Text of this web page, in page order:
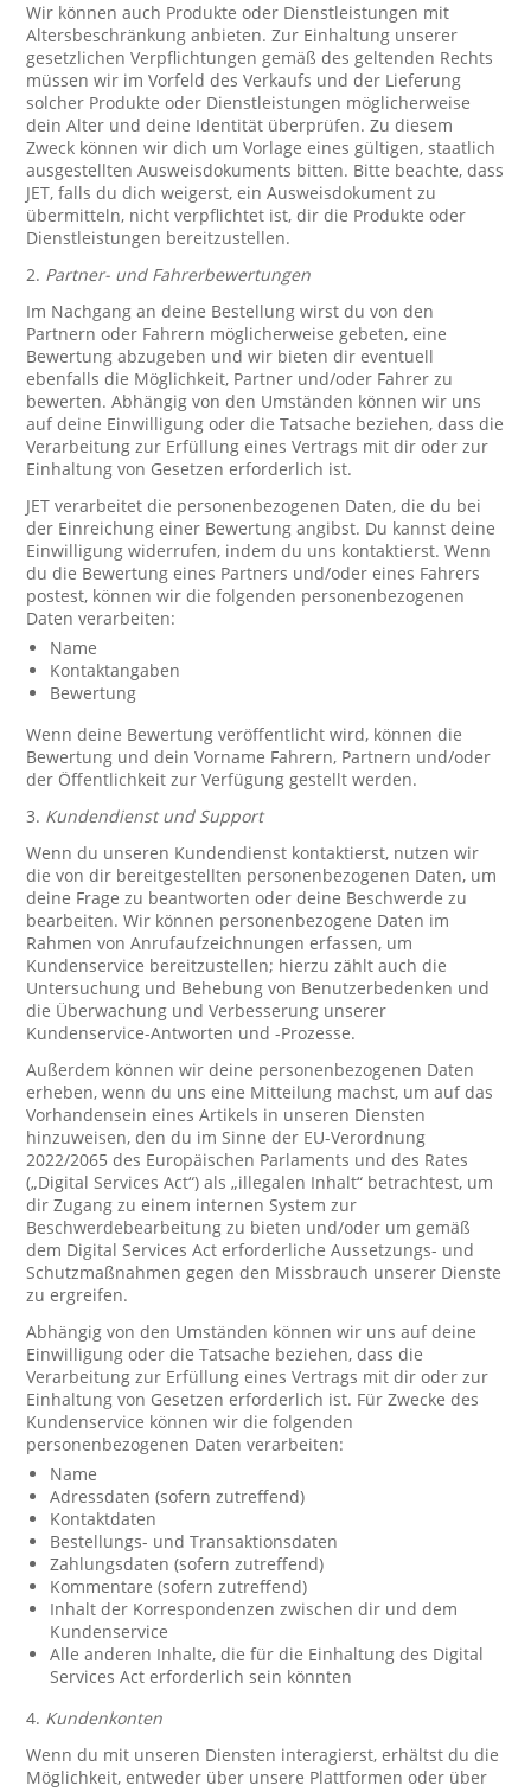
Wir können auch Produkte oder Dienstleistungen mit
Altersbeschränkung anbieten. Zur Einhaltung unserer
gesetzlichen Verpflichtungen gemäß des geltenden Rechts
müssen wir im Vorfeld des Verkaufs und der Lieferung
solcher Produkte oder Dienstleistungen möglicherweise
dein Alter und deine Identität überprüfen. Zu diesem
Zweck können wir dich um Vorlage eines gültigen, staatlich
ausgestellten Ausweisdokuments bitten. Bitte beachte, dass
JET, falls du dich weigerst, ein Ausweisdokument zu
übermitteln, nicht verpflichtet ist, dir die Produkte oder
Dienstleistungen bereitzustellen.
2. Partner- und Fahrerbewertungen
Im Nachgang an deine Bestellung wirst du von den
Partnern oder Fahrern möglicherweise gebeten, eine
Bewertung abzugeben und wir bieten dir eventuell
ebenfalls die Möglichkeit, Partner und/oder Fahrer zu
bewerten. Abhängig von den Umständen können wir uns
auf deine Einwilligung oder die Tatsache beziehen, dass die
Verarbeitung zur Erfüllung eines Vertrags mit dir oder zur
Einhaltung von Gesetzen erforderlich ist.
JET verarbeitet die personenbezogenen Daten, die du bei
der Einreichung einer Bewertung angibst. Du kannst deine
Einwilligung widerrufen, indem du uns kontaktierst. Wenn
du die Bewertung eines Partners und/oder eines Fahrers
postest, können wir die folgenden personenbezogenen
Daten verarbeiten:
Name
Kontaktangaben
Bewertung
Wenn deine Bewertung veröffentlicht wird, können die
Bewertung und dein Vorname Fahrern, Partnern und/oder
der Öffentlichkeit zur Verfügung gestellt werden.
3. Kundendienst und Support
Wenn du unseren Kundendienst kontaktierst, nutzen wir
die von dir bereitgestellten personenbezogenen Daten, um
deine Frage zu beantworten oder deine Beschwerde zu
bearbeiten. Wir können personenbezogene Daten im
Rahmen von Anrufaufzeichnungen erfassen, um
Kundenservice bereitzustellen; hierzu zählt auch die
Untersuchung und Behebung von Benutzerbedenken und
die Überwachung und Verbesserung unserer
Kundenservice-Antworten und -Prozesse.
Außerdem können wir deine personenbezogenen Daten
erheben, wenn du uns eine Mitteilung machst, um auf das
Vorhandensein eines Artikels in unseren Diensten
hinzuweisen, den du im Sinne der EU-Verordnung
2022/2065 des Europäischen Parlaments und des Rates
(„Digital Services Act“) als „illegalen Inhalt“ betrachtest, um
dir Zugang zu einem internen System zur
Beschwerdebearbeitung zu bieten und/oder um gemäß
dem Digital Services Act erforderliche Aussetzungs- und
Schutzmaßnahmen gegen den Missbrauch unserer Dienste
zu ergreifen.
Abhängig von den Umständen können wir uns auf deine
Einwilligung oder die Tatsache beziehen, dass die
Verarbeitung zur Erfüllung eines Vertrags mit dir oder zur
Einhaltung von Gesetzen erforderlich ist. Für Zwecke des
Kundenservice können wir die folgenden
personenbezogenen Daten verarbeiten:
Name
Adressdaten (sofern zutreffend)
Kontaktdaten
Bestellungs- und Transaktionsdaten
Zahlungsdaten (sofern zutreffend)
Kommentare (sofern zutreffend)
Inhalt der Korrespondenzen zwischen dir und dem
Kundenservice
Alle anderen Inhalte, die für die Einhaltung des Digital
Services Act erforderlich sein könnten
4. Kundenkonten
Wenn du mit unseren Diensten interagierst, erhältst du die
Möglichkeit, entweder über unsere Plattformen oder über